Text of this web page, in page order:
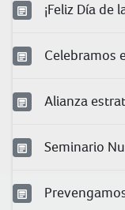
¡Feliz Día de
Celebramos
Alianza